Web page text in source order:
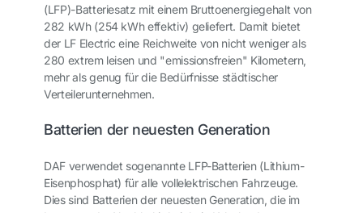
(LFP)-Batteriesatz mit einem Bruttoenergiegehalt von
282 kWh (254 kWh effektiv) geliefert. Damit bietet
der LF Electric eine Reichweite von nicht weniger als
280 extrem leisen und "emissionsfreien" Kilometern,
mehr als genug für die Bedürfnisse städtischer
Verteilerunternehmen.
Batterien der neuesten Generation
DAF verwendet sogenannte LFP-Batterien (Lithium-
Eisenphosphat) für alle vollelektrischen Fahrzeuge.
Dies sind Batterien der neuesten Generation, die im